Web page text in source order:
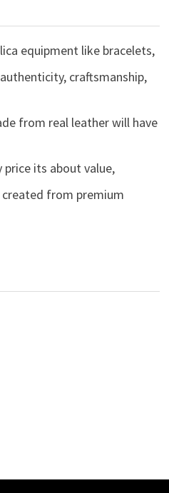
equipment like bracelets,
craftsmanship,
from real leather will have
price its about value,
created from premium